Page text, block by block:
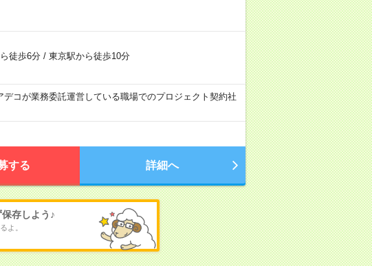
徒歩6分/ 東京駅から徒歩10分
コが業務委託運営している職場でのプロジェクト契約社
する 詳細へ
存しよう♪
よ。